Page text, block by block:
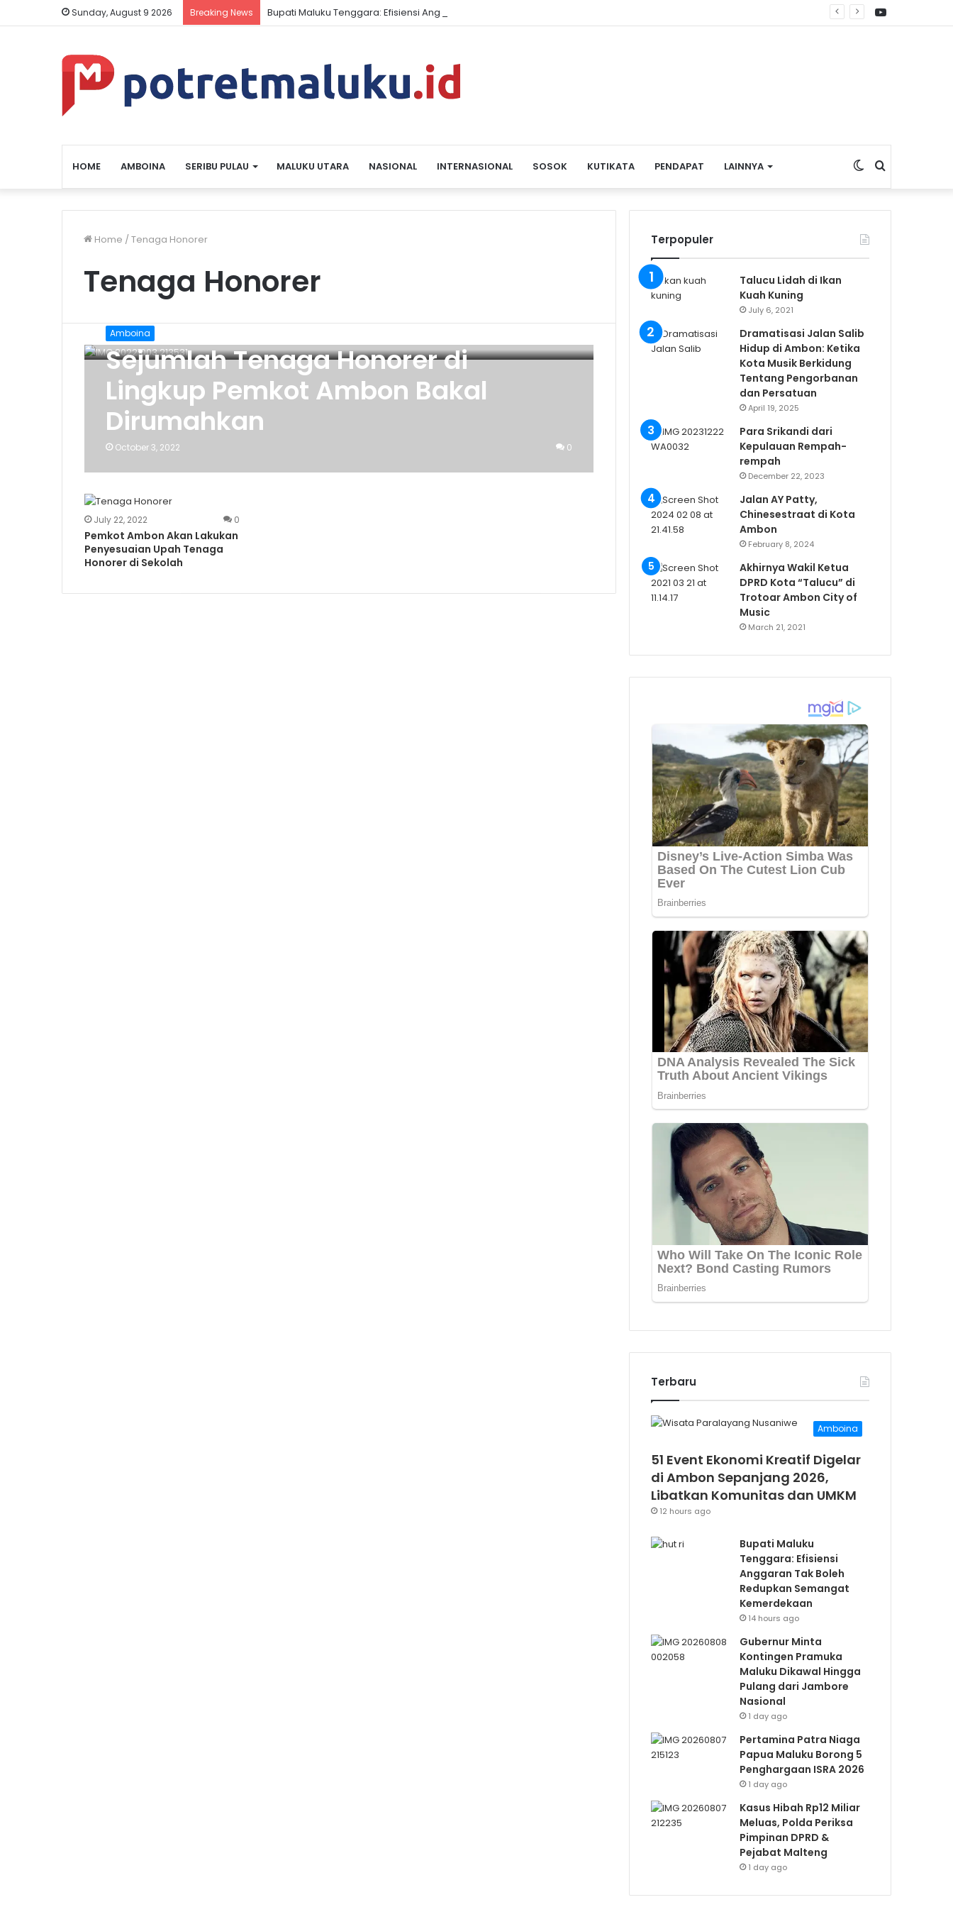
Sunday, August 9 2026 Breaking News Bupati Maluku Tenggara: Efisiensi Anggaran Tak Boleh Redupkan Semangat Kemerdekaan
HOME AMBOINA SERIBU PULAU MALUKU UTARA NASIONAL INTERNASIONAL SOSOK KUTIKATA PENDAPAT LAINNYA Search
for
Switch
skin
Home /Tenaga Honorer
Tenaga Honorer
Amboina
Sejumlah Tenaga Honorer di
Lingkup Pemkot Ambon Bakal
Dirumahkan
October 3, 2022 0
July 22, 2022 0
Pemkot Ambon Akan Lakukan
Penyesuaian Upah Tenaga
Honorer di Sekolah
Terpopuler
Talucu Lidah di Ikan
Kuah Kuning
July 6, 2021
Dramatisasi Jalan Salib
Hidup di Ambon: Ketika
Kota Musik Berkidung
Tentang Pengorbanan
dan Persatuan
April 19, 2025
Para Srikandi dari
Kepulauan Rempah-
rempah
December 22, 2023
Jalan AY Patty,
Chinesestraat di Kota
Ambon
February 8, 2024
Akhirnya Wakil Ketua
DPRD Kota “Talucu” di
Trotoar Ambon City of
Music
March 21, 2021
Terbaru
Amboina
51 Event Ekonomi Kreatif Digelar
di Ambon Sepanjang 2026,
Libatkan Komunitas dan UMKM
12 hours ago
Bupati Maluku
Tenggara: Efisiensi
Anggaran Tak Boleh
Redupkan Semangat
Kemerdekaan
14 hours ago
Gubernur Minta
Kontingen Pramuka
Maluku Dikawal Hingga
Pulang dari Jambore
Nasional
1 day ago
Pertamina Patra Niaga
Papua Maluku Borong 5
Penghargaan ISRA 2026
1 day ago
Kasus Hibah Rp12 Miliar
Meluas, Polda Periksa
Pimpinan DPRD &
Pejabat Malteng
1 day ago